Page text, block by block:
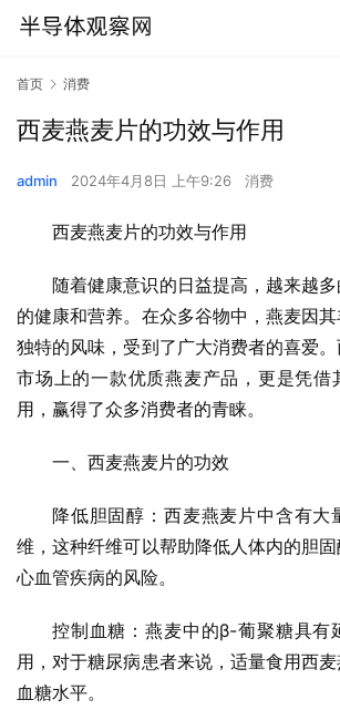
首页 消费
西麦燕麦片的功效与作用
admin 2024年4月8日 上午9:26 消费
西麦燕麦片的功效与作用
随着健康意识的日益提高，越来越
的健康和营养。在众多谷物中，燕麦因
独特的风味，受到了广大消费者的喜爱
市场上的一款优质燕麦产品，更是凭借
用，赢得了众多消费者的青睐。
一、西麦燕麦片的功效
降低胆固醇：西麦燕麦片中含有大
维，这种纤维可以帮助降低人体内的胆
心血管疾病的风险。
控制血糖：燕麦中的β-葡聚糖具有
用，对于糖尿病患者来说，适量食用西
血糖水平。